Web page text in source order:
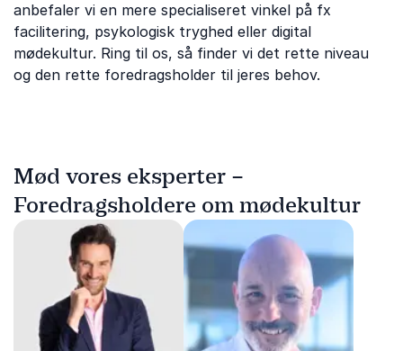
anbefaler vi en mere specialiseret vinkel på fx
facilitering, psykologisk tryghed eller digital
mødekultur. Ring til os, så finder vi det rette niveau
og den rette foredragsholder til jeres behov.
Mød vores eksperter –
Foredragsholdere om mødekultur